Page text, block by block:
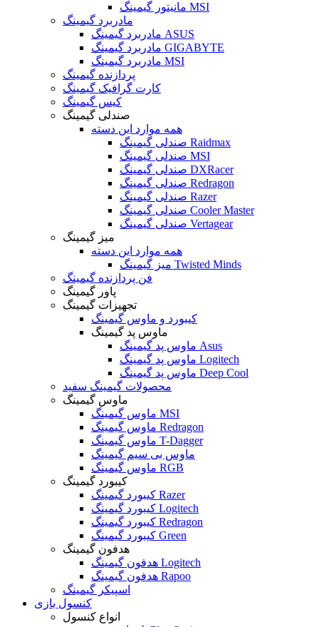
مانیتور گیمینگ MSI
مادربرد گیمینگ
مادربرد گیمینگ ASUS
مادربرد گیمینگ GIGABYTE
مادربرد گیمینگ MSI
پردازنده گیمینگ
کارت گرافیک گیمینگ
کیس گیمینگ
صندلی گیمینگ
همه موارد این دسته
صندلی گیمینگ Raidmax
صندلی گیمینگ MSI
صندلی گیمینگ DXRacer
صندلی گیمینگ Redragon
صندلی گیمینگ Razer
صندلی گیمینگ Cooler Master
صندلی گیمینگ Vertagear
میز گیمینگ
همه موارد این دسته
میز گیمینگ Twisted Minds
فن پردازنده گیمینگ
پاور گیمینگ
تجهیزات گیمینگ
کیبورد و ماوس گیمینگ
ماوس پد گیمینگ
ماوس پد گیمینگ Asus
ماوس پد گیمینگ Logitech
ماوس پد گیمینگ Deep Cool
محصولات گیمینگ سفید
ماوس گیمینگ
ماوس گیمینگ MSI
ماوس گیمینگ Redragon
ماوس گیمینگ T-Dagger
ماوس بی سیم گیمینگ
ماوس گیمینگ RGB
کیبورد گیمینگ
کیبورد گیمینگ Razer
کیبورد گیمینگ Logitech
کیبورد گیمینگ Redragon
کیبورد گیمینگ Green
هدفون گیمینگ
هدفون گیمینگ Logitech
هدفون گیمینگ Rapoo
اسپیکر گیمینگ
کنسول بازی
انواع کنسول